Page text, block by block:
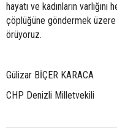
hayatı ve kadınların varlığını
çöplüğüne göndermek üzere
örüyoruz.
Gülizar BİÇER KARACA
CHP Denizli Milletvekili